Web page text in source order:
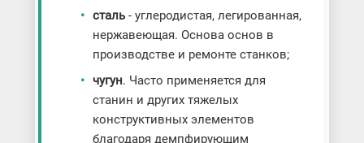
сталь- углеродистая, легированная,
нержавеющая. Основа основ в
производстве и ремонте станков;
чугун. Часто применяется для
станин и других тяжелых
конструктивных элементов
благодаря демпфирующим